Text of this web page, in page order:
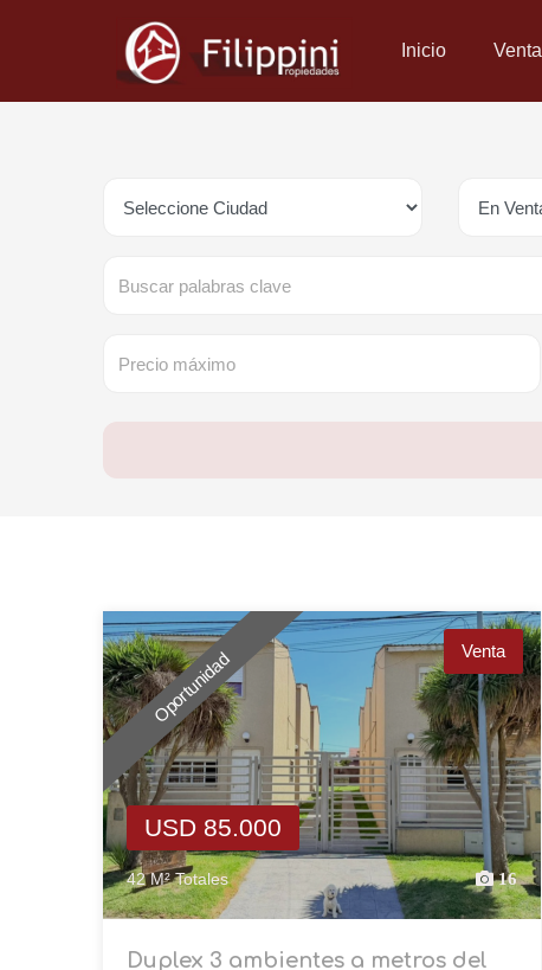
Inicio Venta
Oportunidad Venta
USD 85.000
42 M² Totales 16
Duplex 3 ambientes a metros del